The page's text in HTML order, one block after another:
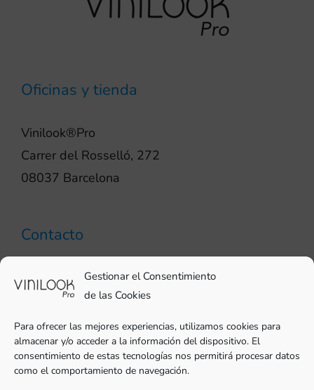
Gestionar el Consentimiento
de las Cookies
Para ofrecer las mejores experiencias, utilizamos cookies para
almacenar y/o acceder a la información del dispositivo. El
consentimiento de estas tecnologías nos permitirá procesar datos
como el comportamiento de navegación.
Oficinas y tienda
Vinilook®Pro
Carrer del Rosselló, 272
08037 Barcelona
Contacto
pro@vinilook.es
Vinilos decorativos envinilook.net